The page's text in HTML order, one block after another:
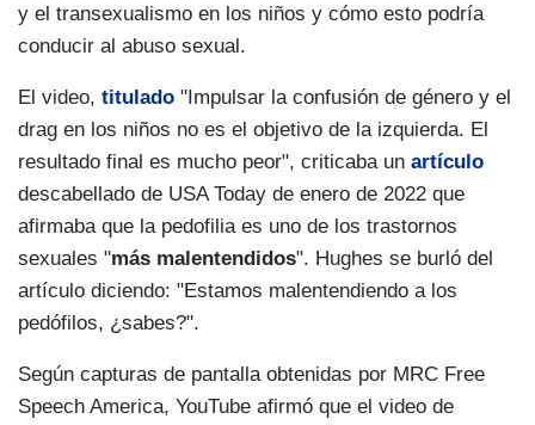
y el transexualismo en los niños y cómo esto podría
conducir al abuso sexual.
El video, titulado "Impulsar la confusión de género y el
drag en los niños no es el objetivo de la izquierda. El
resultado final es mucho peor", criticaba un artículo
descabellado de USA Today de enero de 2022 que
afirmaba que la pedofilia es uno de los trastornos
sexuales "más malentendidos". Hughes se burló del
artículo diciendo: "Estamos malentendiendo a los
pedófilos, ¿sabes?".
Según capturas de pantalla obtenidas por MRC Free
Speech America, YouTube afirmó que el video de